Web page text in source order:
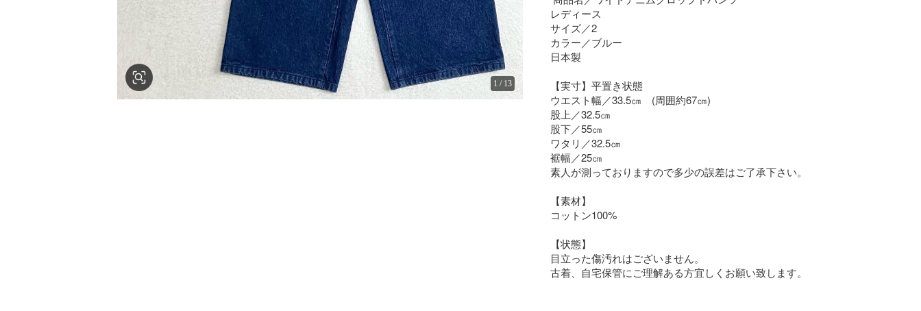
1 / 13
レディース
サイズ／2
カラー／ブルー
日本製
【実寸】平置き状態
ウエスト幅／33.5㎝　(周囲約67㎝)
股上／32.5㎝
股下／55㎝
ワタリ／32.5㎝
裾幅／25㎝
素人が測っておりますので多少の誤差はご了承下さい。
【素材】
コットン100%
【状態】
目立った傷汚れはございません。
古着、自宅保管にご理解ある方宜しくお願い致します。